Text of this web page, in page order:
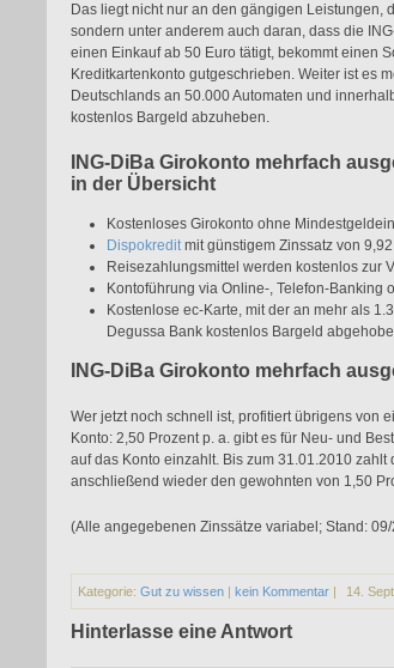
Das liegt nicht nur an den gängigen Leistungen,
sondern unter anderem auch daran, dass die
einen Einkauf ab 50 Euro tätigt, bekommt einen
Kreditkartenkonto gutgeschrieben. Weiter ist es
Deutschlands an 50.000 Automaten und
kostenlos Bargeld abzuheben.
ING-DiBa Girokonto mehrfach
in der Übersicht
Kostenloses Girokonto ohne
Dispokreditmit günstigem Zinssatz von
Reisezahlungsmittel werden kostenlos zur
Kontoführung via Online-, Telefon-Banking
Kostenlose ec-Karte, mit der an mehr als
Degussa Bank kostenlos Bargeld
ING-DiBa Girokonto mehrfach
Wer jetzt noch schnell ist, profitiert übrigens von
Konto: 2,50 Prozent p. a. gibt es für Neu- und
auf das Konto einzahlt. Bis zum 31.01.2010
anschließend wieder den gewohnten von 1,50
(Alle angegebenen Zinssätze variabel; Stand:
Kategorie: Gut zu wissen | kein Kommentar | 14.
Hinterlasse eine Antwort